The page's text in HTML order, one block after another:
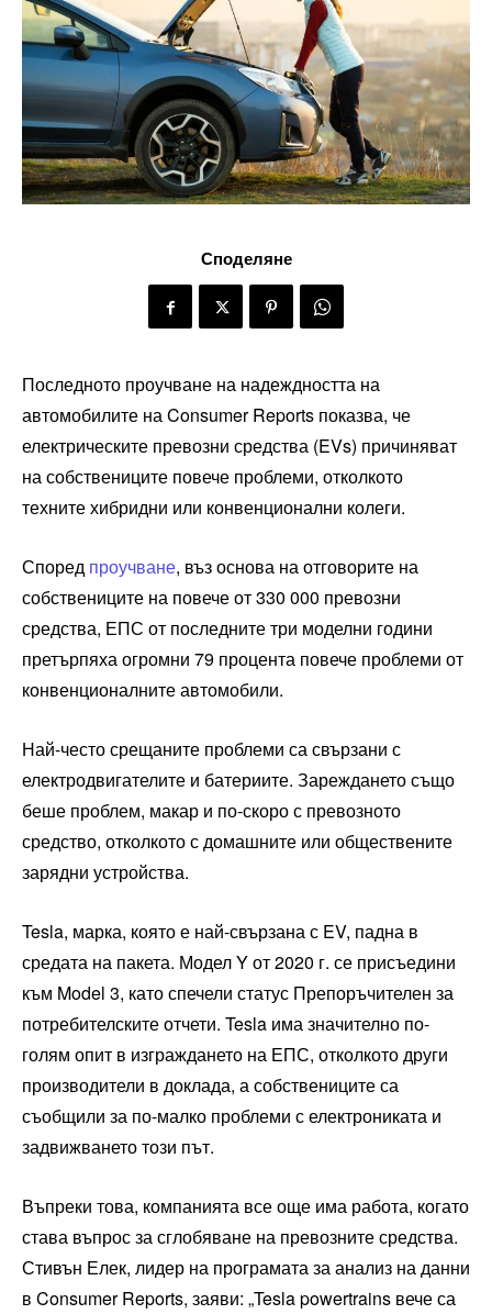
Споделяне
Последното проучване на надеждността на
автомобилите на Consumer Reports показва, че
електрическите превозни средства (EVs) причиняват
на собствениците повече проблеми, отколкото
техните хибридни или конвенционални колеги.
Според проучване, въз основа на отговорите на
собствениците на повече от 330 000 превозни
средства, ЕПС от последните три моделни години
претърпяха огромни 79 процента повече проблеми от
конвенционалните автомобили.
Най-често срещаните проблеми са свързани с
електродвигателите и батериите. Зареждането също
беше проблем, макар и по-скоро с превозното
средство, отколкото с домашните или обществените
зарядни устройства.
Tesla, марка, която е най-свързана с EV, падна в
средата на пакета. Модел Y от 2020 г. се присъедини
към Model 3, като спечели статус Препоръчителен за
потребителските отчети. Tesla има значително по-
голям опит в изграждането на ЕПС, отколкото други
производители в доклада, а собствениците са
съобщили за по-малко проблеми с електрониката и
задвижването този път.
Въпреки това, компанията все още има работа, когато
става въпрос за сглобяване на превозните средства.
Стивън Елек, лидер на програмата за анализ на данни
в Consumer Reports, заяви: „Tesla powertrains вече са